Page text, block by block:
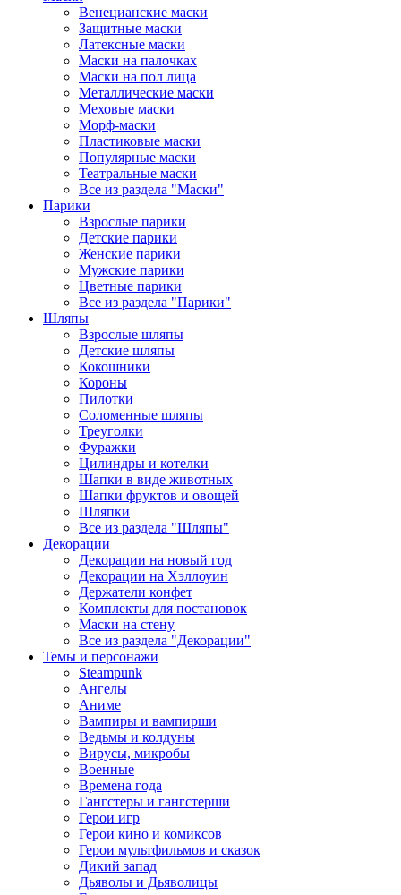
Венецианские маски
Защитные маски
Латексные маски
Маски на палочках
Маски на пол лица
Металлические маски
Меховые маски
Морф-маски
Пластиковые маски
Популярные маски
Театральные маски
Все из раздела "Маски"
Парики
Взрослые парики
Детские парики
Женские парики
Мужские парики
Цветные парики
Все из раздела "Парики"
Шляпы
Взрослые шляпы
Детские шляпы
Кокошники
Короны
Пилотки
Соломенные шляпы
Треуголки
Фуражки
Цилиндры и котелки
Шапки в виде животных
Шапки фруктов и овощей
Шляпки
Все из раздела "Шляпы"
Декорации
Декорации на новый год
Декорации на Хэллоуин
Держатели конфет
Комплекты для постановок
Маски на стену
Все из раздела "Декорации"
Темы и персонажи
Steampunk
Ангелы
Аниме
Вампиры и вампирши
Ведьмы и колдуны
Вирусы, микробы
Военные
Времена года
Гангстеры и гангстерши
Герои игр
Герои кино и комиксов
Герои мультфильмов и сказок
Дикий запад
Дьяволы и Дьяволицы